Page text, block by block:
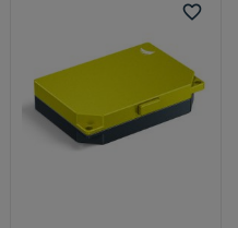
favorite_border